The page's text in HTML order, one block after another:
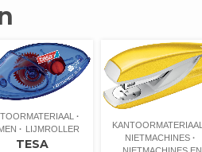
LIJMROLLER
TESA
KANTOORMATERIAAL
NIETMACHINES